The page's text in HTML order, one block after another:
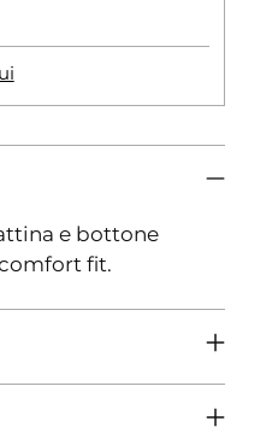
e bottone
fit.